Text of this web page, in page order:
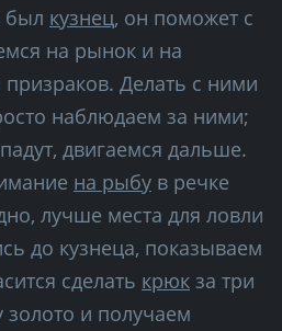
был кузнец, он поможет с
на рынок и на
призраков. Делать с ними
наблюдаем за ними;
двигаемся дальше.
на рыбу в речке
лучше места для ловли
до кузнеца, показываем
сделать крюк за три
и получаем